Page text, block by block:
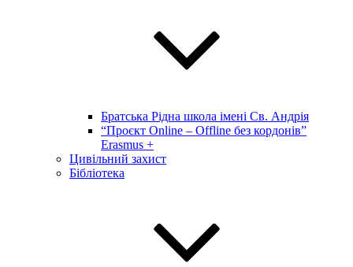
Братська Рідна школа імені Св. Андрія
“Проєкт Online – Offline без кордонів”
Erasmus +
Цивільний захист
Бібліотека